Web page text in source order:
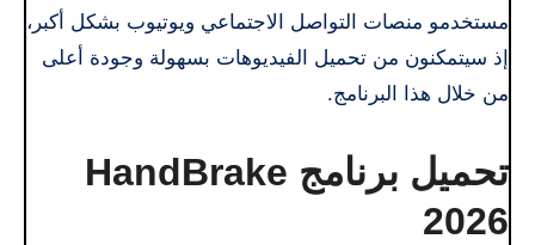
مستخدمو منصات التواصل الاجتماعي ويوتيوب بشكل أكبر،
إذ سيتمكنون من تحميل الفيديوهات بسهولة وجودة أعلى
من خلال هذا البرنامج.
تحميل برنامج HandBrake
2026